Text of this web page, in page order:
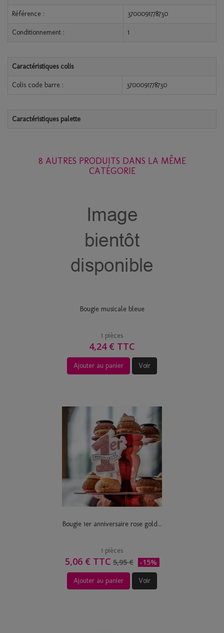
Référence : 3700091778730
Conditionnement : 1
Caractéristiques colis
Colis code barre : 3700091778730
Caractéristiques palette
8 AUTRES PRODUITS DANS LA MÊME
CATÉGORIE
Bougie musicale bleue
1 pièces
4,24 € TTC
Ajouter au panier Voir
Bougie 1er anniversaire rose gold...
1 pièces
5,06 € TTC 5,95 € -15%
Ajouter au panier Voir